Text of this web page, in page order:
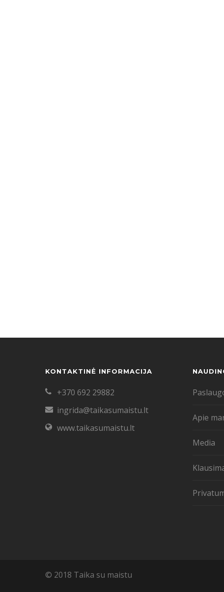
KONTAKTINĖ INFORMACIJA
+370 692 29882
ingrida@taikasumaistu.lt
www.taikasumaistu.lt
Apie
Media
© 2018 Taika su maistu